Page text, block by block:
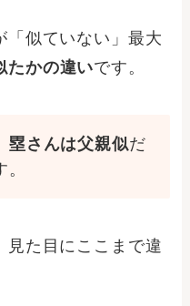
「似ていない」最大
たかの違いです。
塁さんは父親似だ
見た目にここまで違